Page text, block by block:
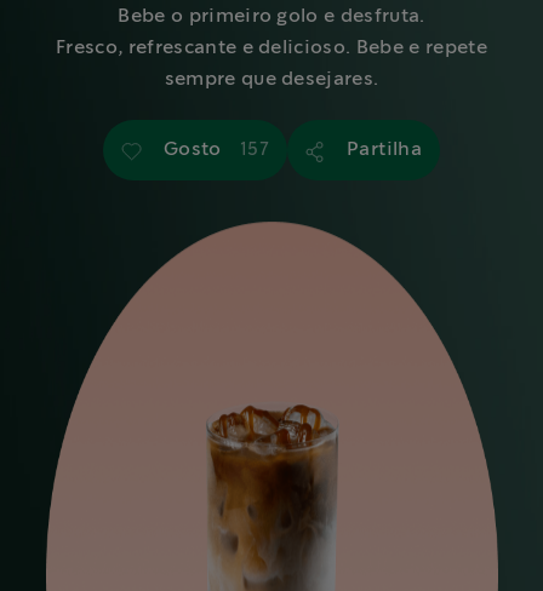
Bebe o primeiro golo e desfruta.
Fresco, refrescante e delicioso. Bebe e repete
sempre que desejares.
Gosto 157 Partilha